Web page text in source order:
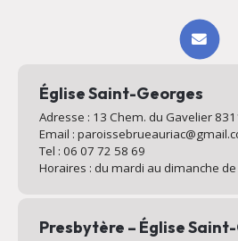
Église Saint-Georges
Adresse : 13 Chem. du Gavelier
Email :
Tel : 06 07 72 58 69
Horaires : du mardi au dimanche
Presbytère – Église